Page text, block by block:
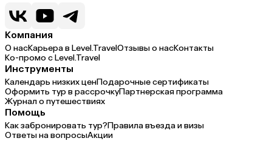
Компания
О насКарьера в Level.TravelОтзывы о насКонтакты
Ко-промо с Level.Travel
Инструменты
Календарь низких ценПодарочные сертификаты
Оформить тур в рассрочкуПартнерская программа
Журнал о путешествиях
Помощь
Как забронировать тур?Правила въезда и визы
Ответы на вопросыАкции